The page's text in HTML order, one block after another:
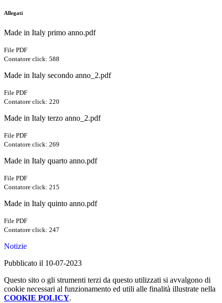
Allegati
Made in Italy primo anno.pdf
File PDF
Contatore click: 588
Made in Italy secondo anno_2.pdf
File PDF
Contatore click: 220
Made in Italy terzo anno_2.pdf
File PDF
Contatore click: 269
Made in Italy quarto anno.pdf
File PDF
Contatore click: 215
Made in Italy quinto anno.pdf
File PDF
Contatore click: 247
Notizie
Pubblicato il 10-07-2023
Questo sito o gli strumenti terzi da questo utilizzati si avvalgono di
cookie necessari al funzionamento ed utili alle finalità illustrate nella
COOKIE POLICY.